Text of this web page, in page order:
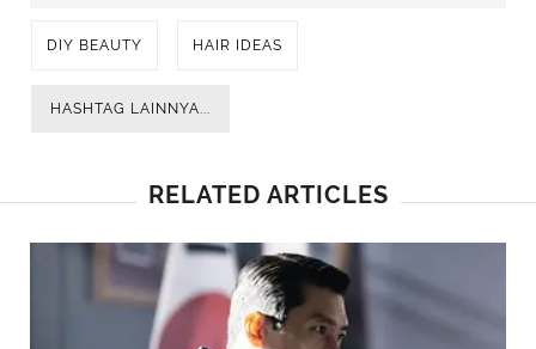
DIY BEAUTY HAIR IDEAS
HASHTAG LAINNYA...
RELATED ARTICLES